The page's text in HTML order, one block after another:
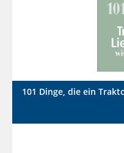
101 Dinge, die ein